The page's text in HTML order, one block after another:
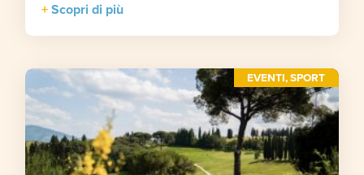
Scopri di più
EVENTI,SPORT